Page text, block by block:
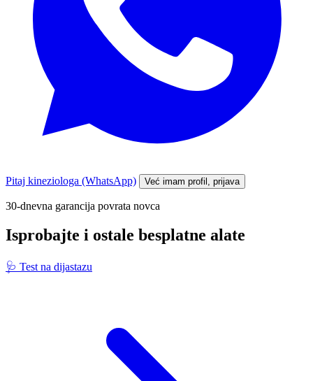
Pitaj kineziologa (WhatsApp) Već imam profil, prijava
30-dnevna garancija povrata novca
Isprobajte i ostale besplatne alate
🩺 Test na dijastazu